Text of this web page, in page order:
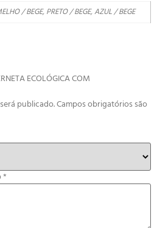
/ BEGE, PRETO / BEGE, AZUL / BEGE
ECOLÓGICA COM
publicado.Campos obrigatórios são
*